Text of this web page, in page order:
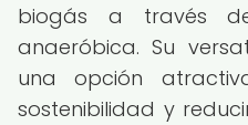
biogás a través
anaeróbica. Su
una opción
sostenibilidad y